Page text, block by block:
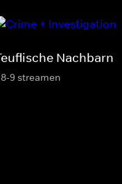
Nachbarn
9 streamen